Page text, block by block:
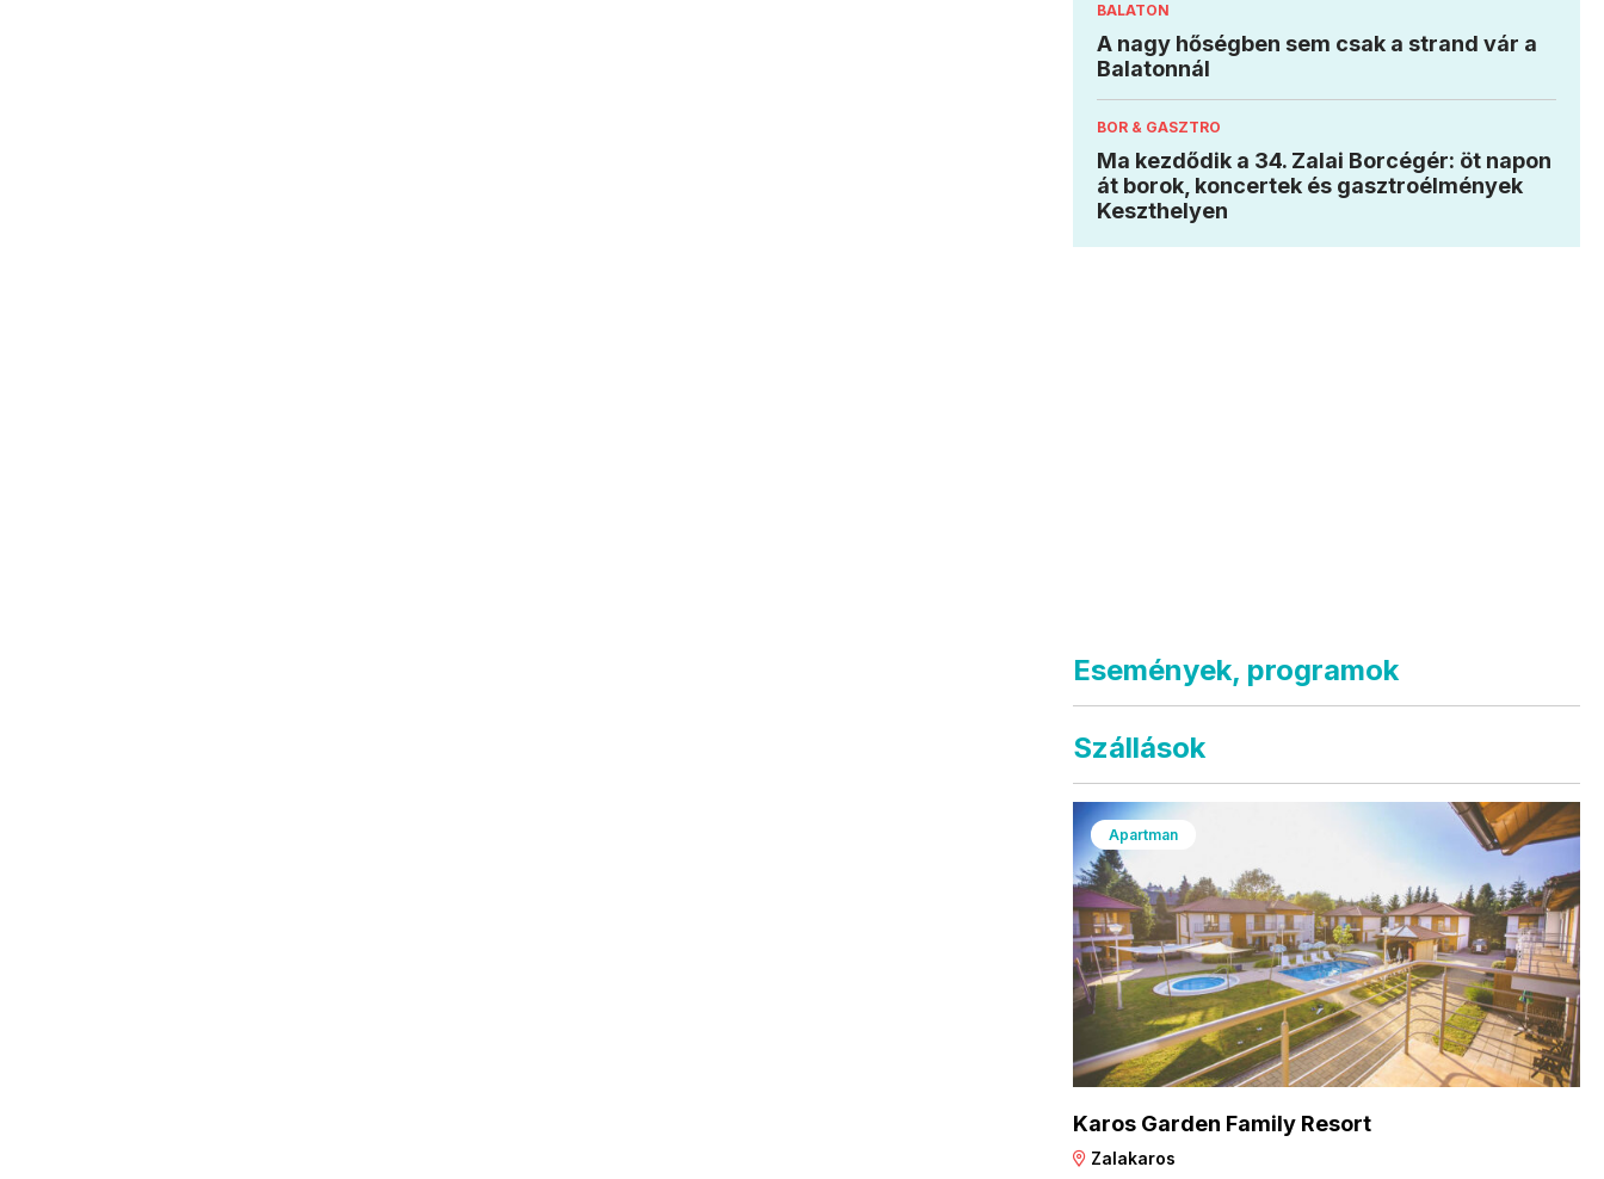
BALATON
A nagy hőségben sem csak a strand vár a
Balatonnál
BOR & GASZTRO
Ma kezdődik a 34. Zalai Borcégér: öt napon
át borok, koncertek és gasztroélmények
Keszthelyen
Események, programok
Szállások
Apartman
Karos Garden Family Resort
Zalakaros